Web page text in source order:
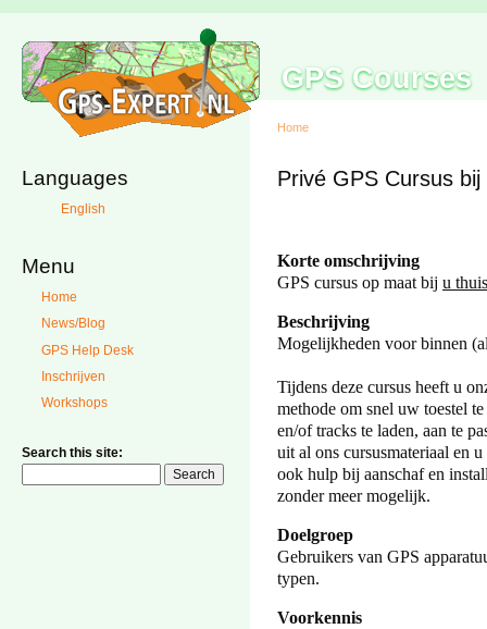
GPS Courses
Languages
English
Menu
Home
News/Blog
GPS Help Desk
Inschrijven
Workshops
Search this site:
Home
Privé GPS Cursus
Korte omschrijving
GPS cursus op maat bij u thuis
Beschrijving
Mogelijkheden voor binnen
Tijdens deze cursus heeft u
methode om snel uw toestel
en/of tracks te laden, aan te
uit al ons cursusmateriaal en
ook hulp bij aanschaf en
zonder meer mogelijk.
Doelgroep
Gebruikers van GPS
typen.
Voorkennis